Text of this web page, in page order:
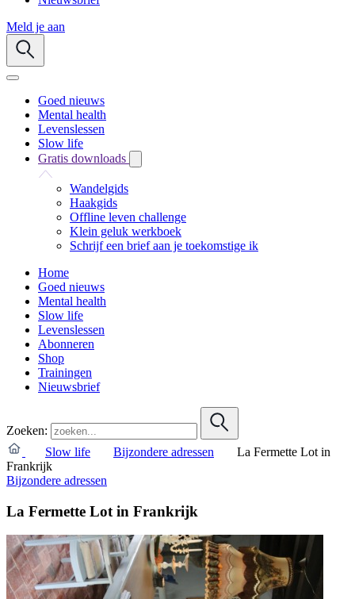
Meld je aan
Goed nieuws
Mental health
Levenslessen
Slow life
Gratis downloads
Wandelgids
Haakgids
Offline leven challenge
Klein geluk werkboek
Schrijf een brief aan je toekomstige ik
Home
Goed nieuws
Mental health
Slow life
Levenslessen
Abonneren
Shop
Trainingen
Nieuwsbrief
Zoeken:
Slow life
Bijzondere adressen
La Fermette Lot in
Frankrijk
Bijzondere adressen
La Fermette Lot in Frankrijk